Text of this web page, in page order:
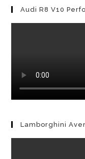
Aus
Audi R8 V10
Lamborghini